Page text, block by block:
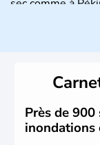
sec comme à
dynasties. La
jusqu'aux
constituée
en 1945.
gardistes, la
Près de
inondations